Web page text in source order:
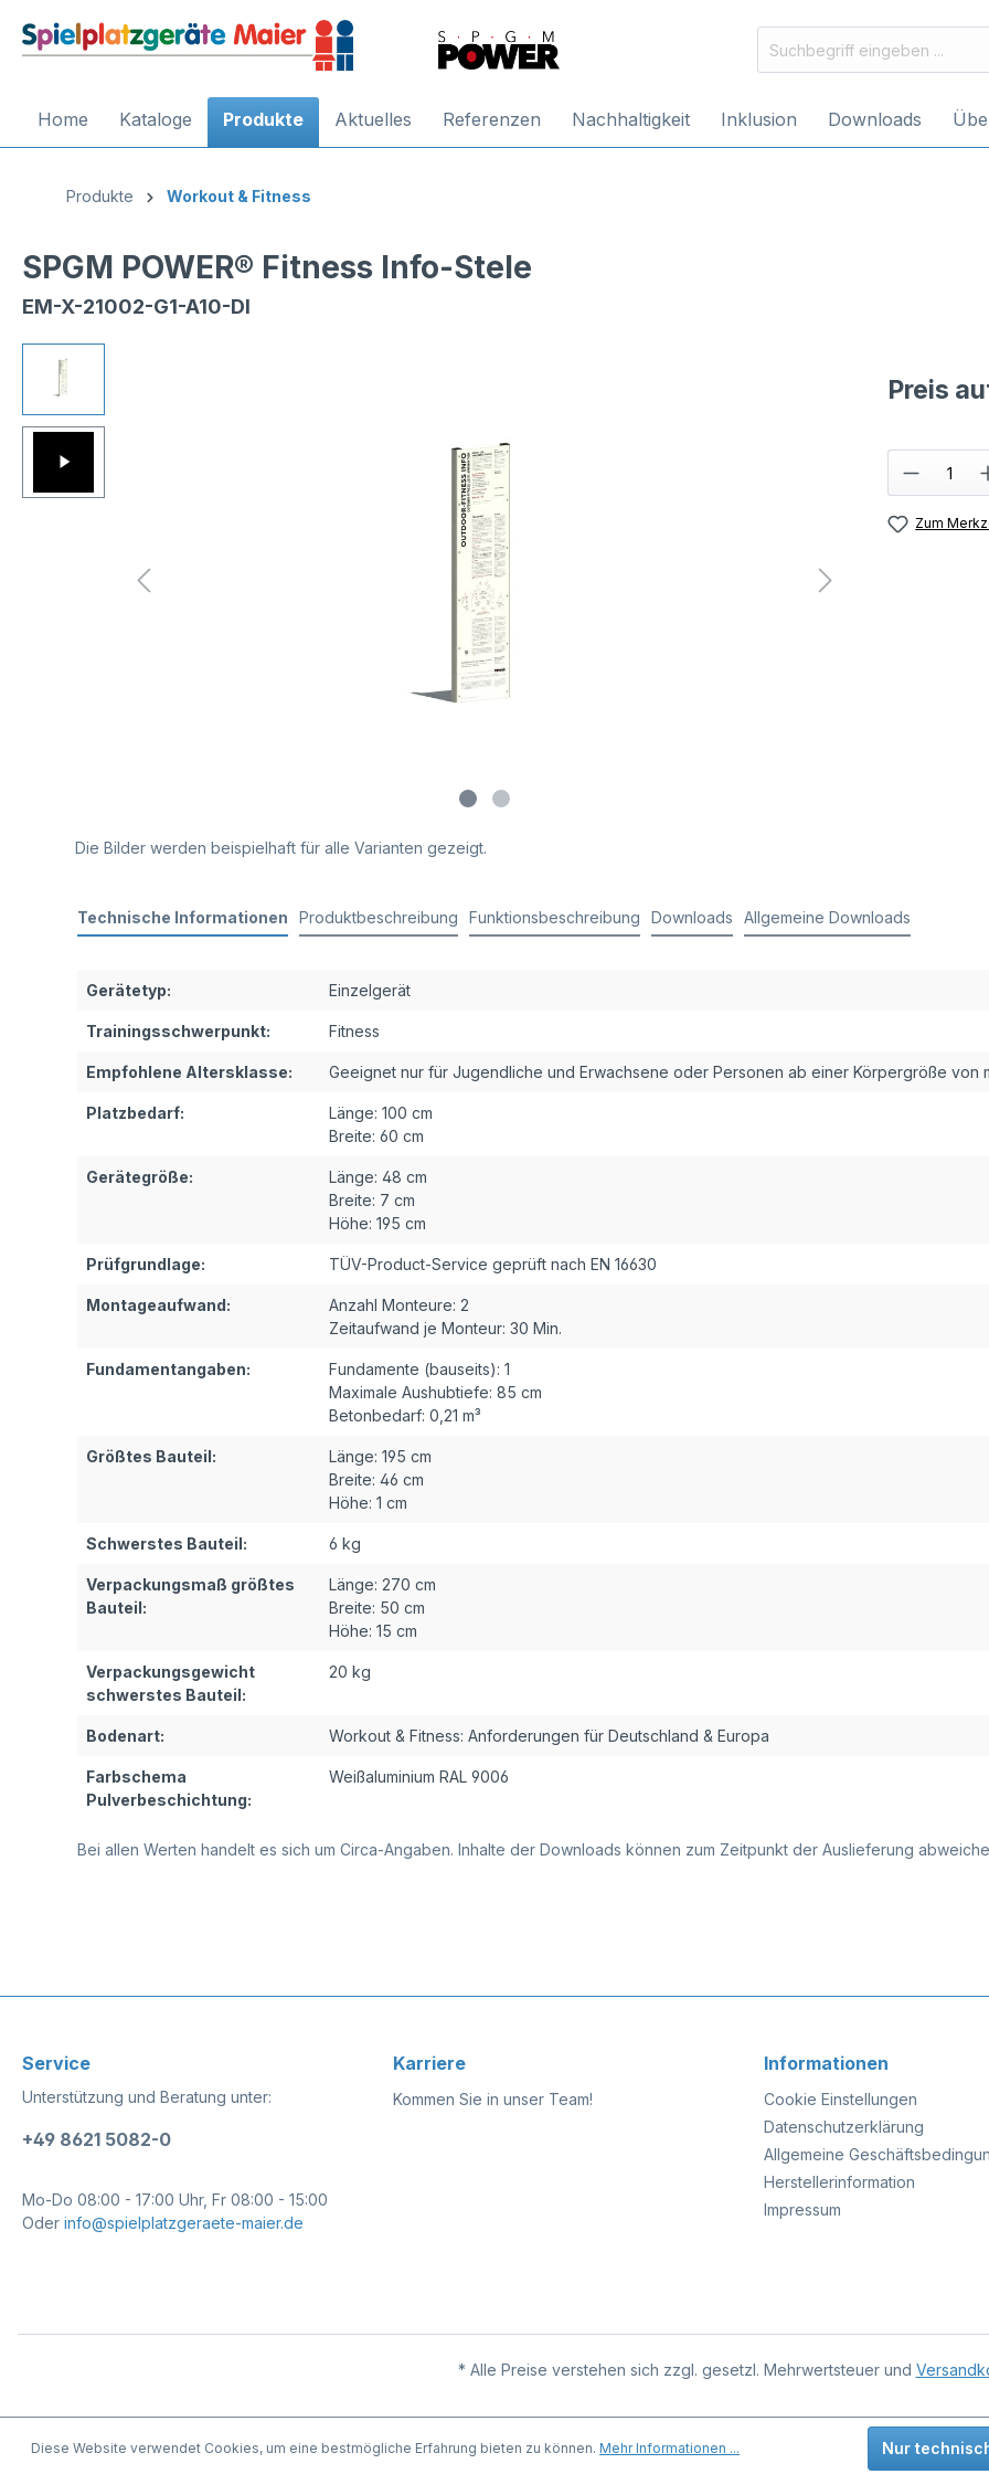
Home Kataloge Produkte Aktuelles Referenzen Nachhaltigkeit Inklusion Downloads
Produkte Workout & Fitness
SPGM POWER® Fitness Info-Stele
EM-X-21002-G1-A10-DI
Die Bilder werden beispielhaft für alle Varianten gezeigt.
Preis
Zum
Technische Informationen Produktbeschreibung Funktionsbeschreibung Downloads Allgemeine Downloads
Gerätetyp: Einzelgerät
Trainingsschwerpunkt: Fitness
Empfohlene Altersklasse: Geeignet nur für Jugendliche und Erwachsene oder Personen ab einer Körpergröße von
Platzbedarf: Länge: 100 cm
Breite: 60 cm
Gerätegröße: Länge: 48 cm
Breite: 7 cm
Höhe: 195 cm
Prüfgrundlage: TÜV-Product-Service geprüft nach EN 16630
Montageaufwand: Anzahl Monteure: 2
Zeitaufwand je Monteur: 30 Min.
Fundamentangaben: Fundamente (bauseits): 1
Maximale Aushubtiefe: 85 cm
Betonbedarf: 0,21 m³
Größtes Bauteil: Länge: 195 cm
Breite: 46 cm
Höhe: 1 cm
Schwerstes Bauteil: 6 kg
Verpackungsmaß größtes
Bauteil:
Länge: 270 cm
Breite: 50 cm
Höhe: 15 cm
Verpackungsgewicht
schwerstes Bauteil:
20 kg
Bodenart: Workout & Fitness: Anforderungen für Deutschland & Europa
Farbschema
Pulverbeschichtung:
Weißaluminium RAL 9006
Bei allen Werten handelt es sich um Circa-Angaben. Inhalte der Downloads können zum Zeitpunkt der Auslieferung
Service
Unterstützung und Beratung unter:
+49 8621 5082-0
Mo-Do 08:00 - 17:00 Uhr, Fr 08:00 - 15:00
Oder info@spielplatzgeraete-maier.de
Karriere
Kommen Sie in unser Team!
Informationen
Cookie Einstellungen
Datenschutzerklärung
Allgemeine
Herstellerinformation
Impressum
* Alle Preise verstehen sich zzgl. gesetzl. Mehrwertsteuer und
Diese Website verwendet Cookies, um eine bestmögliche Erfahrung bieten zu können. Mehr Informationen ... Nur